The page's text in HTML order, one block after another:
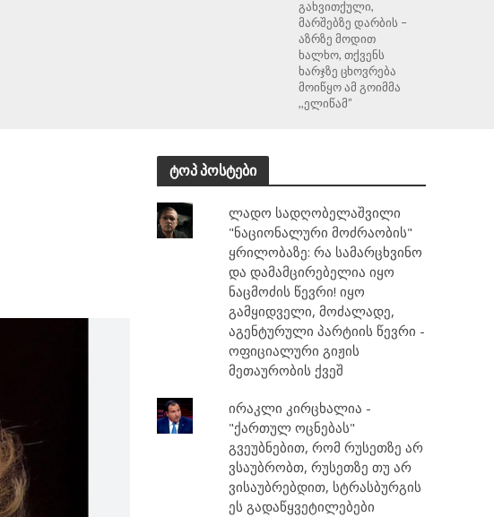
გახვითქული,
მარშებზე დარბის –
აზრზე მოდით
ხალხო, თქვენს
ხარჯზე ცხოვრება
მოიწყო ამ გოიმმა
,,ელიწამ”
ტოპ პოსტები
ლადო სადღობელაშვილი
"ნაციონალური მოძრაობის"
ყრილობაზე: რა სამარცხვინო
და დამამცირებელია იყო
ნაცმოძის წევრი! იყო
გამყიდველი, მოძალადე,
აგენტურული პარტიის წევრი -
ოფიციალური გიჟის
მეთაურობის ქვეშ
ირაკლი კირცხალია -
"ქართულ ოცნებას"
გვეუბნებით, რომ რუსეთზე არ
ვსაუბრობთ, რუსეთზე თუ არ
ვისაუბრებდით, სტრასბურგის
ეს გადაწყვეტილებები